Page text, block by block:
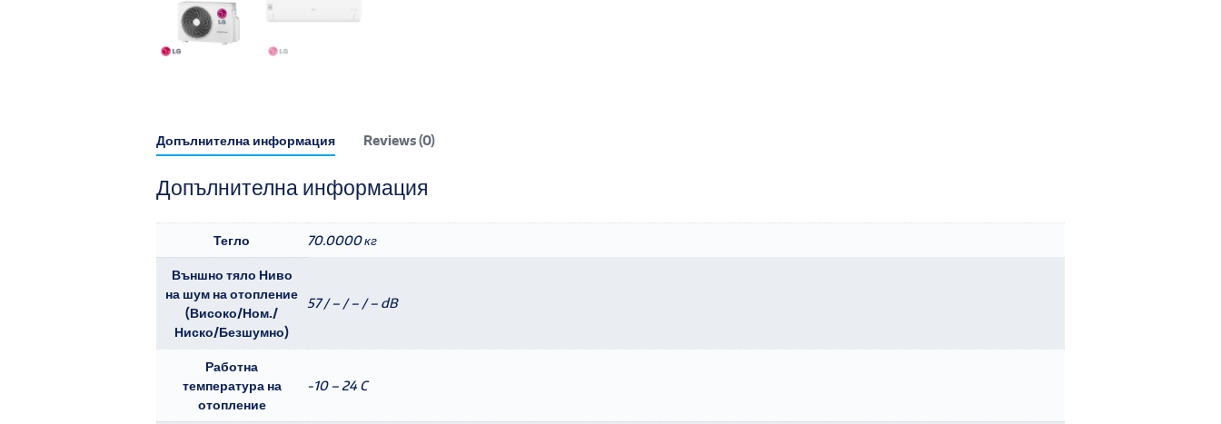
Допълнителна информация Reviews (0)
Допълнителна информация
Тегло 70.0000 кг
Външно тяло Ниво
на шум на отопление
(Високо/Ном./
Ниско/Безшумно)
57 / – / – / – dB
Работна
температура на
отопление
-10 – 24 C